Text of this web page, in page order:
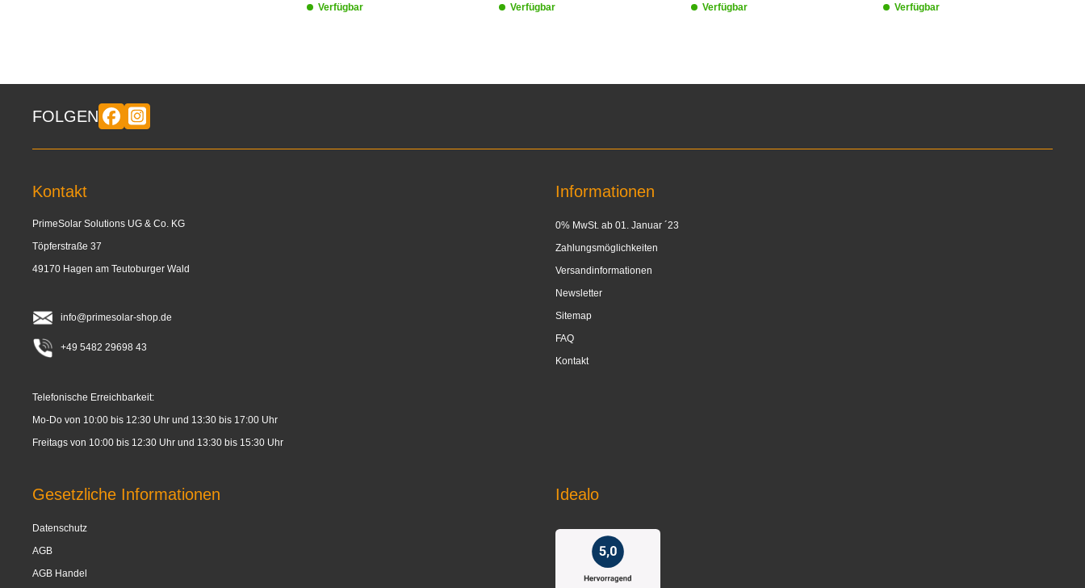
Verfügbar
Verfügbar
Verfügbar
Verfügbar
FOLGEN
Kontakt
PrimeSolar Solutions UG & Co. KG
Töpferstraße 37
49170 Hagen am Teutoburger Wald
info@primesolar-shop.de
+49 5482 29698 43
Telefonische Erreichbarkeit:
Mo-Do von 10:00 bis 12:30 Uhr und 13:30 bis 17:00 Uhr
Freitags von 10:00 bis 12:30 Uhr und 13:30 bis 15:30 Uhr
Informationen
0% MwSt. ab 01. Januar ´23
Zahlungsmöglichkeiten
Versandinformationen
Newsletter
Sitemap
FAQ
Kontakt
Gesetzliche Informationen
Datenschutz
AGB
AGB Handel
Idealo